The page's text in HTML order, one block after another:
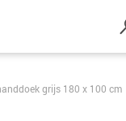
grijs 180 x 100 cm